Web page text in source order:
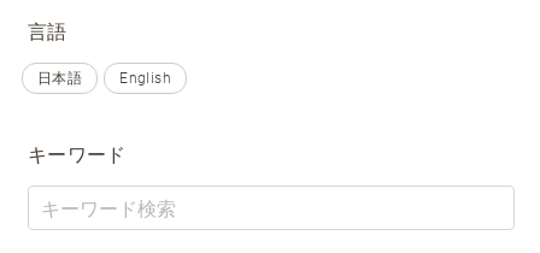
言語
日本語 English
キーワード